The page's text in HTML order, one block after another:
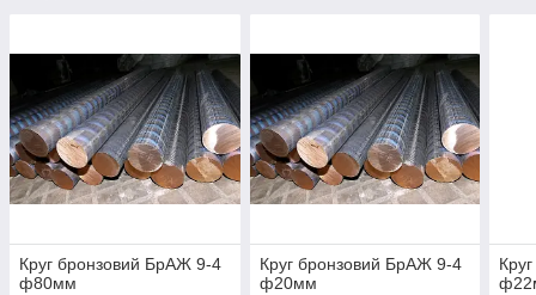
Круг бронзовий БрАЖ 9-4
ф80мм
Круг бронзовий БрАЖ 9-4
ф20мм